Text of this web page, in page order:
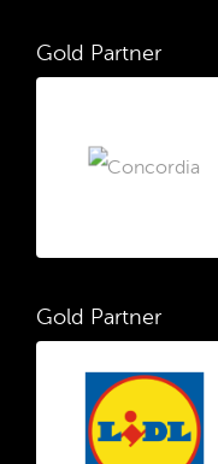
Gold Partner
Gold Partner